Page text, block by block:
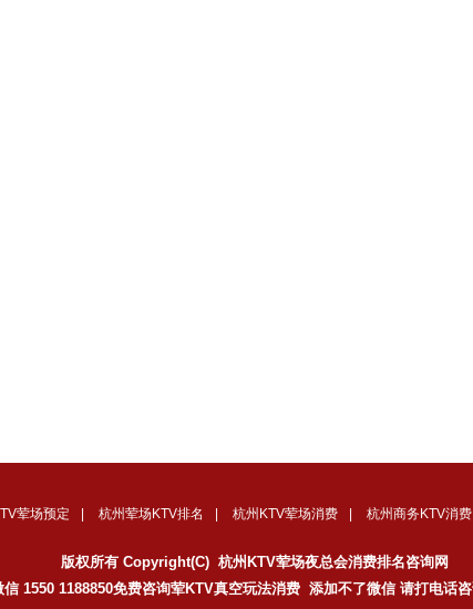
荤场预定 杭州荤场KTV排名 杭州KTV荤场消费 杭州商务KTV消费
版权所有 Copyright(C) 杭州KTV荤场夜总会消费排名咨询网
信 1550 1188850免费咨询荤KTV真空玩法消费 添加不了微信 请打电话